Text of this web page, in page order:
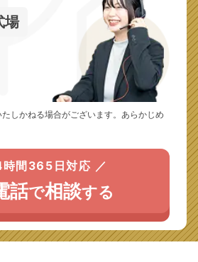
場
しかねる場合がございます。あらかじめ
間365日対応 ／
話で相談する